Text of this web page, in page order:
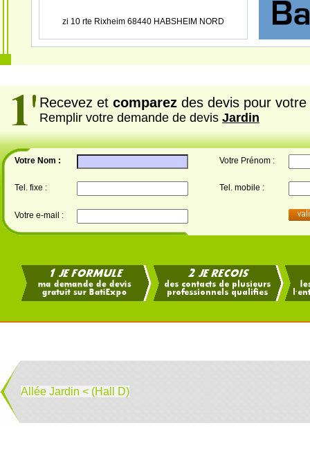
zi 10 rte Rixheim 68440 HABSHEIM NORD
Recevez et comparez des devis pour votre
Remplir votre demande de devis Jardin
Votre Nom : Votre Prénom :
Tel. fixe : Tel. mobile :
Votre e-mail :
Allée Jardin < (Hall D)